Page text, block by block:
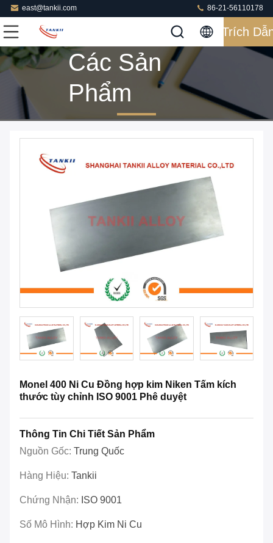
east@tankii.com 86-21-56110178
Trích
Các Sản
Phẩm
Monel 400 Ni Cu Đồng hợp kim Niken Tấm kích
thước tùy chỉnh ISO 9001 Phê duyệt
Thông Tin Chi Tiết Sản Phẩm
Nguồn Gốc: Trung Quốc
Hàng Hiệu: Tankii
Chứng Nhận: ISO 9001
Số Mô Hình: Hợp Kim Ni Cu